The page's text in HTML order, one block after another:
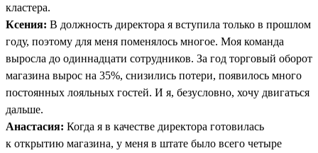
кластера.
Ксения: В должность директора я вступила только в прошлом
году, поэтому для меня поменялось многое. Моя команда
выросла до одиннадцати сотрудников. За год торговый оборот
магазина вырос на 35%, снизились потери, появилось много
постоянных лояльных гостей. И я, безусловно, хочу двигаться
дальше.
Анастасия: Когда я в качестве директора готовилась
к открытию магазина, у меня в штате было всего четыре